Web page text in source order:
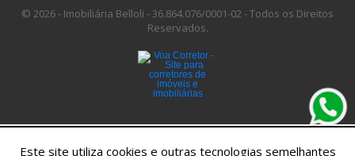
© 2026 - Imobiliária Belloli -36.864.076/0001-02 -Todos os Direitos
Reservados.
Este site utiliza cookies e outras tecnologias semelhantes